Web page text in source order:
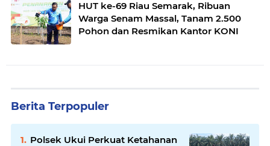
HUT ke-69 Riau Semarak, Ribuan
Warga Senam Massal, Tanam 2.500
Pohon dan Resmikan Kantor KONI
Berita Terpopuler
Polsek Ukui Perkuat Ketahanan